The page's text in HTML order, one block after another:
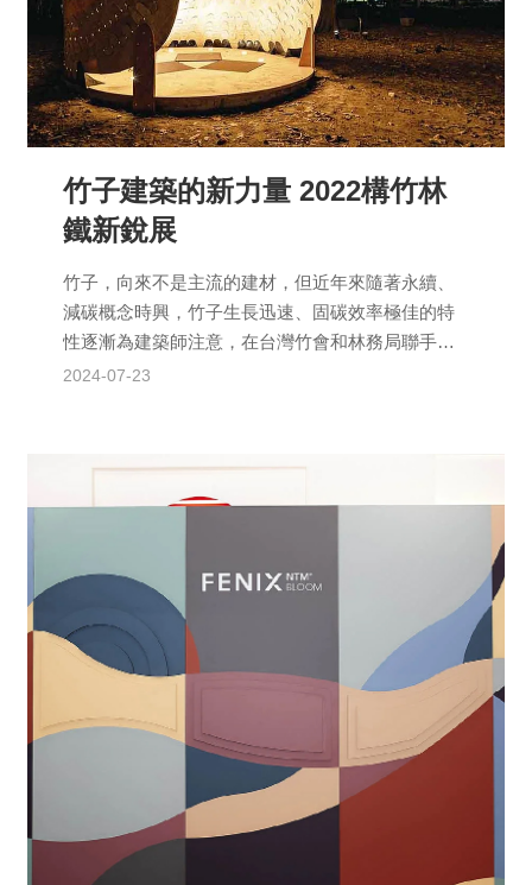
竹子建築的新力量 2022構竹林
鐵新銳展
竹子，向來不是主流的建材，但近年來隨著永續、
減碳概念時興，竹子生長迅速、固碳效率極佳的特
性逐漸為建築師注意，在台灣竹會和林務局聯手推
廣下，2022年再度邀請結構技師陳冠帆擔任策展
2024-07-23